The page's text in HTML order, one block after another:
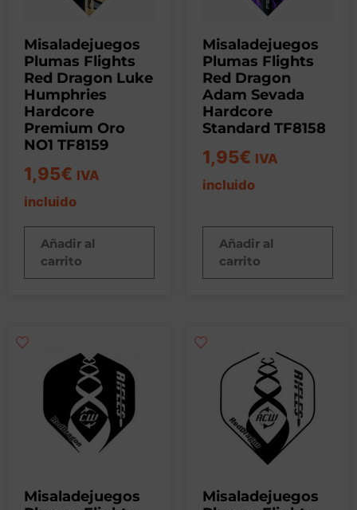
Misaladejuegos
Plumas Flights
Red Dragon Luke
Humphries
Hardcore
Premium Oro
NO1 TF8159
1,95€ IVA
incluido
Añadir al
carrito
Misaladejuegos
Plumas Flights
Red Dragon
Adam Sevada
Hardcore
Standard TF8158
1,95€ IVA
incluido
Añadir al
carrito
Misaladejuegos
Misaladejuegos